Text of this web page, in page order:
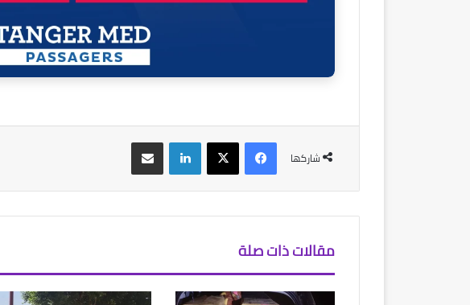
شاركها
فيسبوك‫X لينكدإن مشاركة عبر البريد
مقالات ذات صلة